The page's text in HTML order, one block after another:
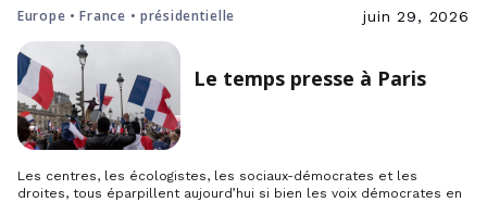
Europe • France • présidentielle juin 29, 2026
Le temps presse à Paris
Les centres, les écologistes, les sociaux-démocrates et les
droites, tous éparpillent aujourd’hui si bien les voix démocrates en